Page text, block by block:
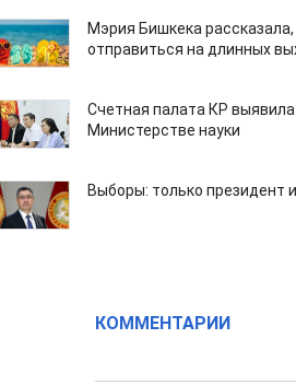
Мэрия Бишкека
отправиться на длинных
Счетная палата КР
Министерстве науки
Выборы: только президент
КОММЕНТАРИИ